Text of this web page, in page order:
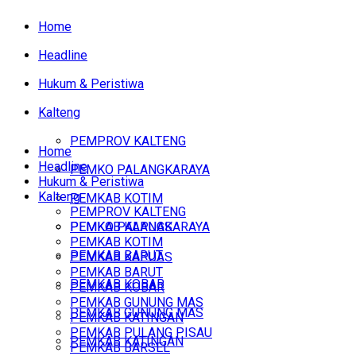
Home
Headline
Hukum & Peristiwa
Kalteng
PEMPROV KALTENG
PEMKO PALANGKARAYA
PEMKAB KOTIM
PEMKAB KAPUAS
PEMKAB BARUT
PEMKAB KOBAR
PEMKAB GUNUNG MAS
PEMKAB KATINGAN
Home
Headline
Hukum & Peristiwa
Kalteng
PEMPROV KALTENG
PEMKO PALANGKARAYA
PEMKAB KOTIM
PEMKAB KAPUAS
PEMKAB BARUT
PEMKAB KOBAR
PEMKAB GUNUNG MAS
PEMKAB KATINGAN
PEMKAB PULANG PISAU
PEMKAB BARSEL